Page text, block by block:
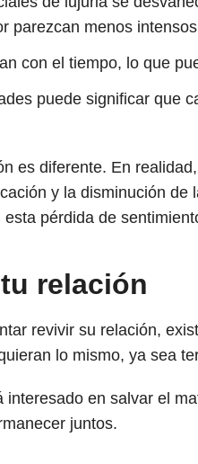
parezcan menos
con el tiempo, lo que
puede significar que
es diferente. En
y la disminución
pérdida de
relación
revivir su relación,
lo mismo, ya sea
interesado en salvar el
juntos.